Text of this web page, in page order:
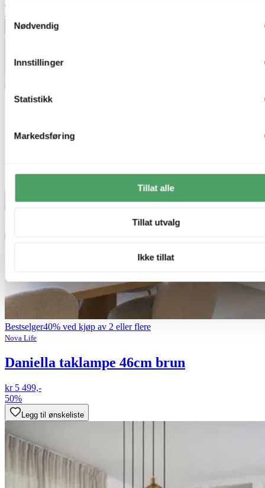
Nødvendig
Innstillinger
Statistikk
Markedsføring
Tillat alle
Tillat utvalg
Ikke tillat
Legg til ønskeliste
Bestselger40% ved kjøp av 2 eller flere
Nova Life
Daniella taklampe 46cm brun
kr 5 499,-
50%
Legg til ønskeliste